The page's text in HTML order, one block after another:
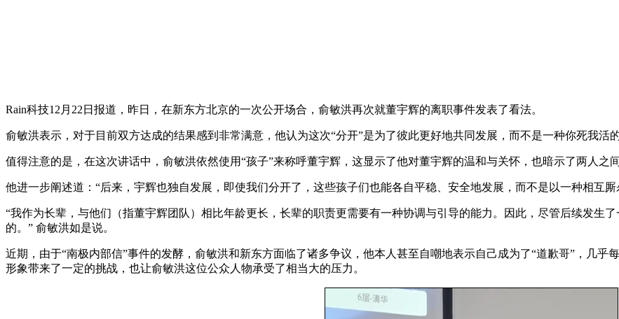
Rain科技12月22日报道，昨日，在新东方北京的一次公开场合，俞敏洪再次就董宇辉的离职事件发表了看法。
俞敏洪表示，对于目前双方达成的结果感到非常满意，他认为这次“分开”是为了彼此更好地共同发展，而不是一种你死我活的
值得注意的是，在这次讲话中，俞敏洪依然使用“孩子”来称呼董宇辉，这显示了他对董宇辉的温和与关怀，也暗示了两人之
他进一步阐述道：“后来，宇辉也独自发展，即使我们分开了，这些孩子们也能各自平稳、安全地发展，而不是以一种相互厮
“我作为长辈，与他们（指董宇辉团队）相比年龄更长，长辈的职责更需要有一种协调与引导的能力。因此，尽管后续发生
的。” 俞敏洪如是说。
近期，由于“南极内部信”事件的发酵，俞敏洪和新东方面临了诸多争议，他本人甚至自嘲地表示自己成为了“道歉哥”，几
形象带来了一定的挑战，也让俞敏洪这位公众人物承受了相当大的压力。